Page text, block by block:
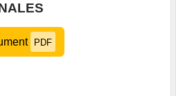
PDF